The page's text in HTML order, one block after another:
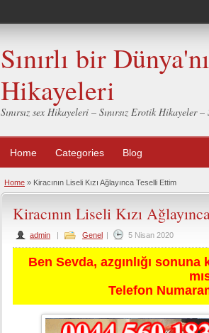
Sınırlı bir
Hikayeleri
Sınırsız sex Hikayeleri – Sınırsız Erotik Hikayeler
Home Categories Blog
Home » Kiracının Liseli Kızı Ağlayınca Teselli Ettim
Kiracının Liseli Kızı
admin | Genel | 5 Nisan 2020
Ben Sevda, azgınlığı
Telefon